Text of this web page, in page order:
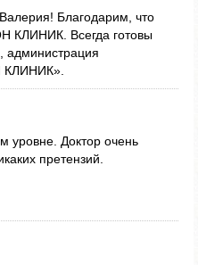
Благодарим, что
КЛИНИК. Всегда готовы
администрация
КЛИНИК».
уровне. Доктор очень
претензий.